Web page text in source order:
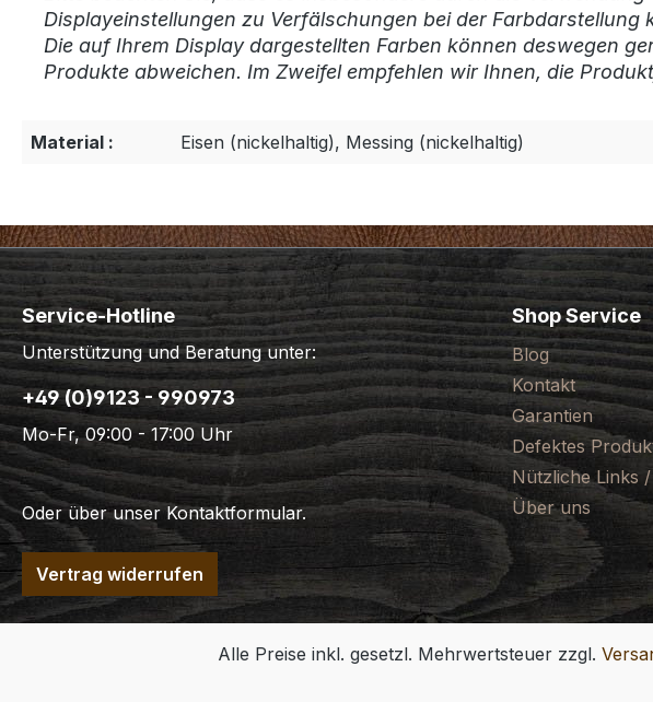
Displayeinstellungen zu Verfälschungen bei der Farbdarstellung
Die auf Ihrem Display dargestellten Farben können deswegen
Produkte abweichen. Im Zweifel empfehlen wir Ihnen, die
Material : Eisen (nickelhaltig), Messing (nickelhaltig)
Service-Hotline
Unterstützung und Beratung unter:
+49 (0)9123 - 990973
Mo-Fr, 09:00 - 17:00 Uhr
Oder über unserKontaktformular.
Vertrag widerrufen
Shop Service
Blog
Kontakt
Garantien
Defektes
Nützliche Links
Über uns
Alle Preise inkl. gesetzl. Mehrwertsteuer zzgl.